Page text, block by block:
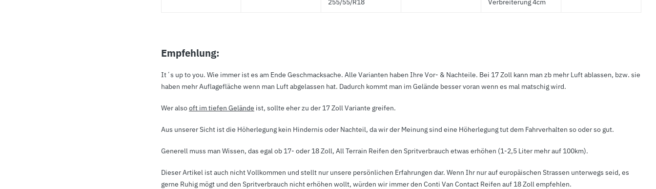
Empfehlung:
It´s up to you. Wie immer ist es am Ende Geschmacksache. Alle Varianten haben Ihre Vor- & Nachteile. Bei 17 Zoll kann man zb mehr Luft ablassen, bzw. sie
haben mehr Auflagefläche wenn man Luft abgelassen hat. Dadurch kommt man im Gelände besser voran wenn es mal matschig wird.
Wer alsooft im tiefen Gelände ist, sollte eher zu der 17 Zoll Variante greifen.
Aus unserer Sicht ist die Höherlegung kein Hindernis oder Nachteil, da wir der Meinung sind eine Höherlegung tut dem Fahrverhalten so oder so gut.
Generell muss man Wissen, das egal ob 17- oder 18 Zoll, All Terrain Reifen den Spritverbrauch etwas erhöhen (1-2,5 Liter mehr auf 100km).
Dieser Artikel ist auch nicht Vollkommen und stellt nur unsere persönlichen Erfahrungen dar. Wenn Ihr nur auf europäischen Strassen unterwegs seid, es
gerne Ruhig mögt und den Spritverbrauch nicht erhöhen wollt, würden wir immer den Conti Van Contact Reifen auf 18 Zoll empfehlen.